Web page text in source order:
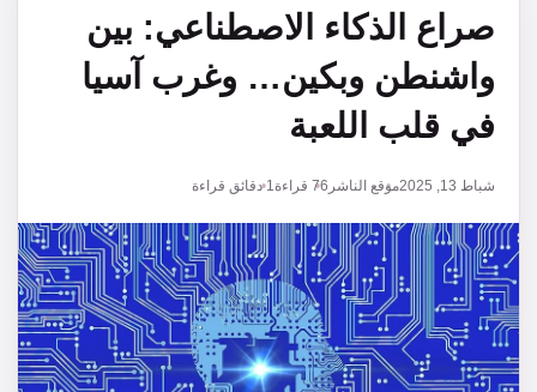
صراع الذكاء الاصطناعي: بين
واشنطن وبكين… وغرب آسيا
في قلب اللعبة
شباط 13, 2025 موقع الناشر 76 قراءة1 دقائق قراءة